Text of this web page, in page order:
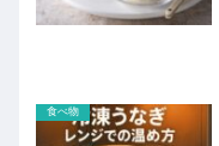
食べ物